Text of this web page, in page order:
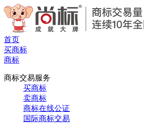
首页
买商标
商标
商标交易服务
买商标
卖商标
商标在线公证
国际商标交易